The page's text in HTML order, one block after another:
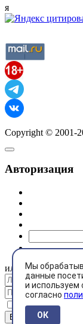
Мы
данные
и используем
согласно
ОК
я
Copyright © 2001-
Авторизация
или
Запомнить меня